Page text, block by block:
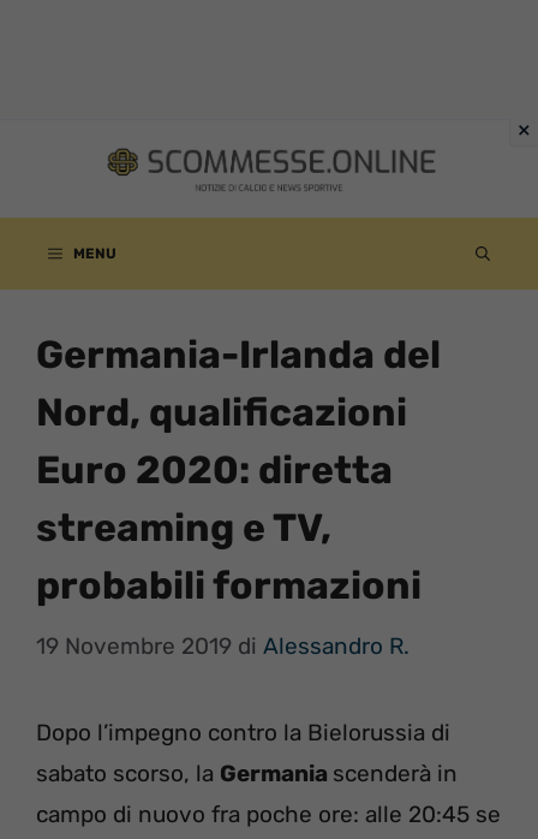
contenuto
MENU
Germania-Irlanda del
Nord, qualificazioni
Euro 2020: diretta
streaming e TV,
probabili formazioni
19 Novembre 2019 di Alessandro R.
Dopo l’impegno contro la Bielorussia di
sabato scorso, la Germania scenderà in
campo di nuovo fra poche ore: alle 20:45 se